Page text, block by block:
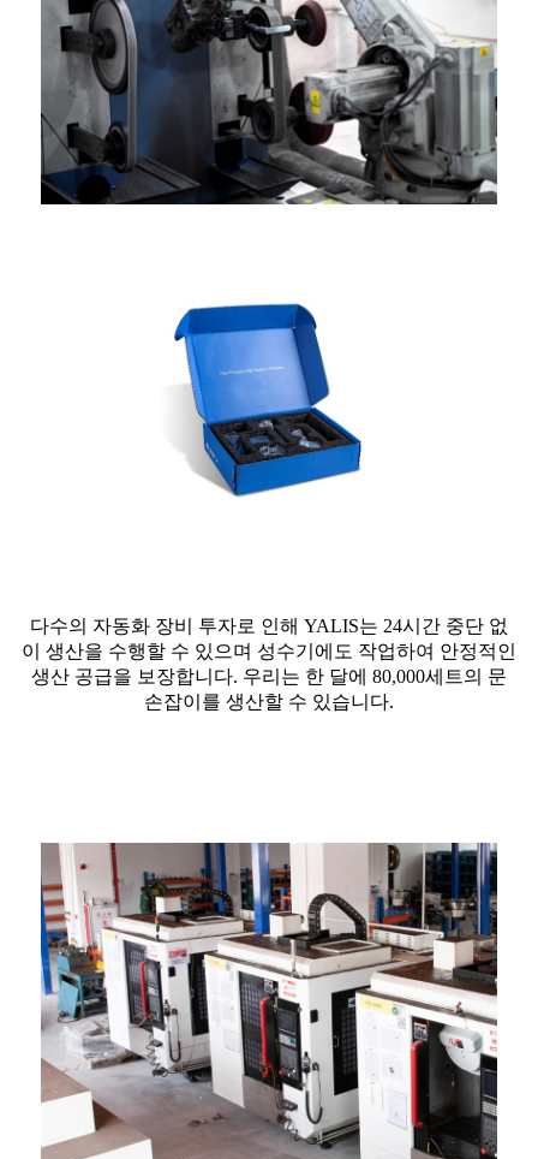
다수의 자동화 장비 투자로 인해 YALIS는 24시간 중단 없
이 생산을 수행할 수 있으며 성수기에도 작업하여 안정적인
생산 공급을 보장합니다. 우리는 한 달에 80,000세트의 문
손잡이를 생산할 수 있습니다.